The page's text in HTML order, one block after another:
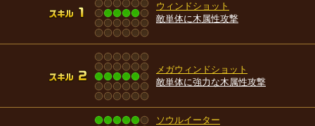
ウィンドショット
敵単体に木属性攻撃
メガウィンドショット
敵単体に強力な木属性攻撃
ソウルイーター